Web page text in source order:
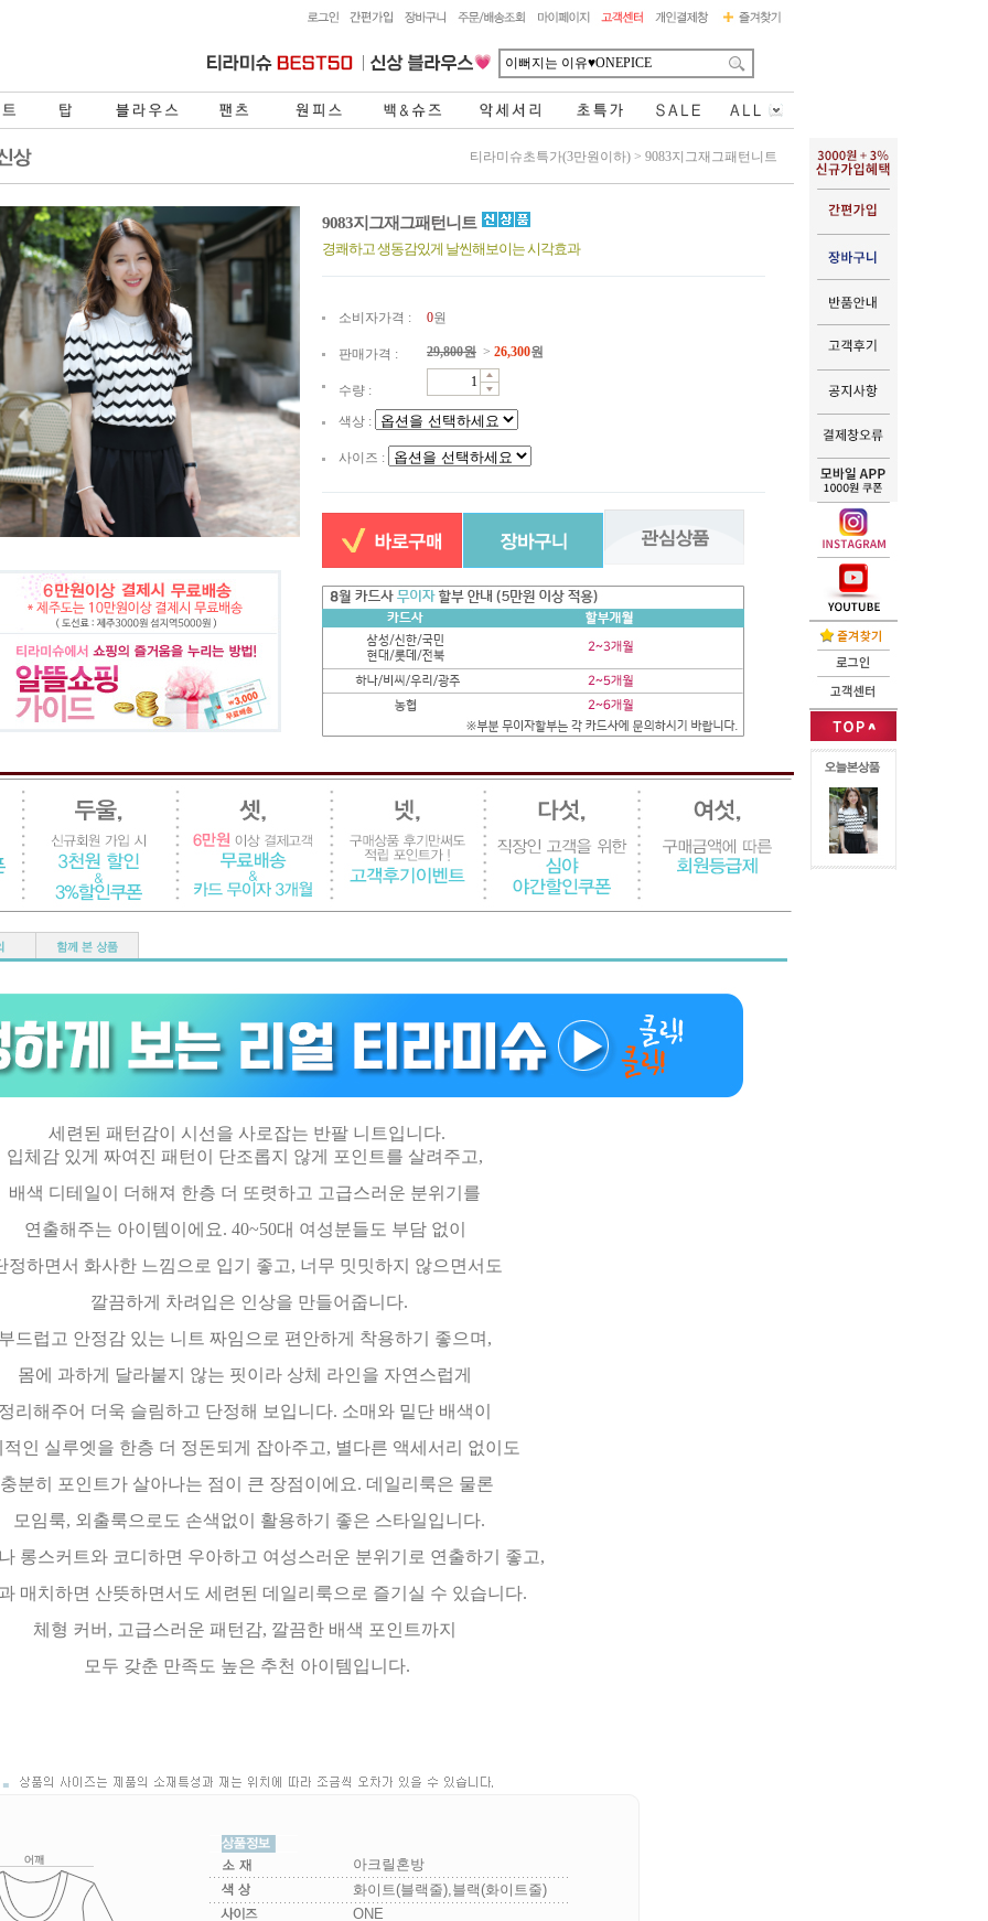
티라미슈초특가(3만원이하) > 9083지그재그패턴니트
9083지그재그패턴니트
경쾌하고 생동감있게 날씬해보이는 시각효과
소비자가격 : 0원
판매가격 : 29,800원 > 26,300원
수량 :
색상 :
사이즈 :
세련된 패턴감이 시선을 사로잡는 반팔 니트입니다.
입체감 있게 짜여진 패턴이 단조롭지 않게 포인트를 살려주고,
배색 디테일이 더해져 한층 더 또렷하고 고급스러운 분위기를
연출해주는 아이템이에요. 40~50대 여성분들도 부담 없이
정하면서 화사한 느낌으로 입기 좋고, 너무 밋밋하지 않으면서도
깔끔하게 차려입은 인상을 만들어줍니다.
드럽고 안정감 있는 니트 짜임으로 편안하게 착용하기 좋으며,
몸에 과하게 달라붙지 않는 핏이라 상체 라인을 자연스럽게
리해주어 더욱 슬림하고 단정해 보입니다. 소매와 밑단 배색이
적인 실루엣을 한층 더 정돈되게 잡아주고, 별다른 액세서리 없이도
충분히 포인트가 살아나는 점이 큰 장점이에요. 데일리룩은 물론
모임룩, 외출룩으로도 손색없이 활용하기 좋은 스타일입니다.
롱스커트와 코디하면 우아하고 여성스러운 분위기로 연출하기 좋고,
매치하면 산뜻하면서도 세련된 데일리룩으로 즐기실 수 있습니다.
체형 커버, 고급스러운 패턴감, 깔끔한 배색 포인트까지
모두 갖춘 만족도 높은 추천 아이템입니다.
아크릴혼방
화이트(블랙줄),블랙(화이트줄)
ONE